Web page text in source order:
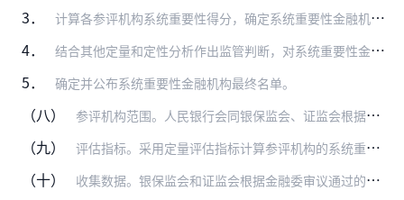
3． 计算各参评机构系统重要性得分，确定系统重要性金融机构认定分数阈值，形成系统重要性金融机构初始名单。
4． 结合其他定量和定性分析作出监管判断，对系统重要性金融机构初始名单作出调整。
5． 确定并公布系统重要性金融机构最终名单。
（八） 参评机构范围。人民银行会同银保监会、证监会根据各行业发展特点，制定客观定量、简单可比的标准，划定参评机构范围。参评标准可采用金融机构的规模指标，即所有参评机构表…
（九） 评估指标。采用定量评估指标计算参评机构的系统重要性得分。评估指标主要衡量系统重要性金融机构经营失败对金融体系和实体经济的潜在影响，包括机构规模、关联度、复杂性、…
（十） 收集数据。银保监会和证监会根据金融委审议通过的评估指标和参评机构范围，制作数据报送模板和数据填报说明。数据填报说明包含各二级指标定义、模板较上年的变化等内容。参…